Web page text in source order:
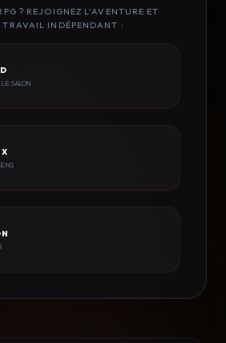
? REJOIGNEZ L'AVENTURE ET
TRAVAIL INDÉPENDANT :
SALON